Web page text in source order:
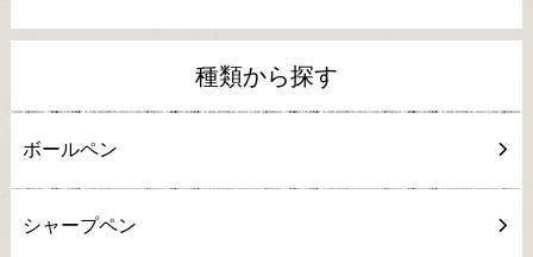
種類から探す
ボールペン
シャープペン